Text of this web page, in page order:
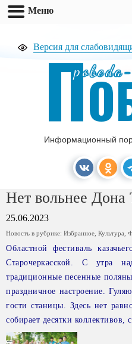
Версия для
П
Информационный
Нет вольнее Дона
25.06.2023
Новость в рубрике: Избранное Культура
Областной фестиваль
Старочеркасской. С утра
традиционные песенные
праздничное настроение.
гости станицы. Здесь нет
собирает десятки коллективов,
Меню